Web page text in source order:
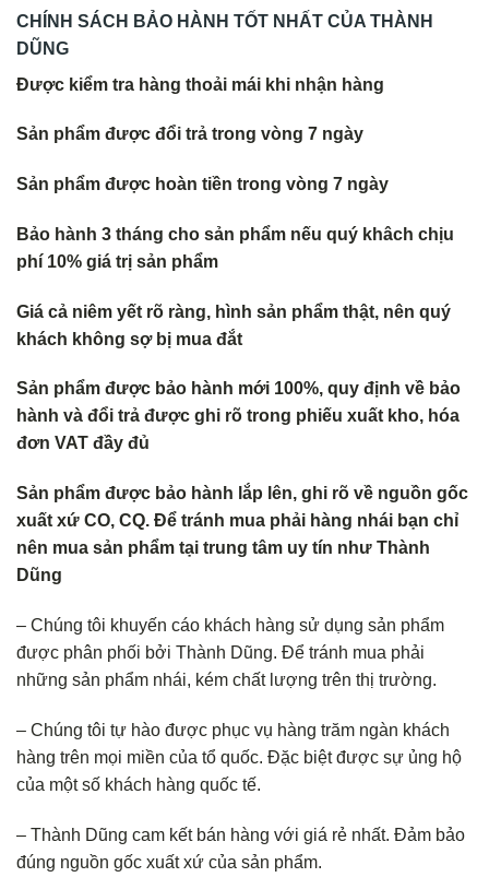
CHÍNH SÁCH BẢO HÀNH TỐT NHẤT CỦA THÀNH
DŨNG
Được kiểm tra hàng thoải mái khi nhận hàng
Sản phẩm được đổi trả trong vòng 7 ngày
Sản phẩm được hoàn tiền trong vòng 7 ngày
Bảo hành 3 tháng cho sản phẩm nếu quý khâch chịu
phí 10% giá trị sản phẩm
Giá cả niêm yết rõ ràng, hình sản phẩm thật, nên quý
khách không sợ bị mua đắt
Sản phẩm được bảo hành mới 100%, quy định về bảo
hành và đổi trả được ghi rõ trong phiếu xuất kho, hóa
đơn VAT đầy đủ
Sản phẩm được bảo hành lắp lên, ghi rõ về nguồn gốc
xuất xứ CO, CQ. Để tránh mua phải hàng nhái bạn chỉ
nên mua sản phẩm tại trung tâm uy tín như Thành
Dũng
– Chúng tôi khuyến cáo khách hàng sử dụng sản phẩm
được phân phối bởi Thành Dũng. Để tránh mua phải
những sản phẩm nhái, kém chất lượng trên thị trường.
– Chúng tôi tự hào được phục vụ hàng trăm ngàn khách
hàng trên mọi miền của tổ quốc. Đặc biệt được sự ủng hộ
của một số khách hàng quốc tế.
– Thành Dũng cam kết bán hàng với giá rẻ nhất. Đảm bảo
đúng nguồn gốc xuất xứ của sản phẩm.